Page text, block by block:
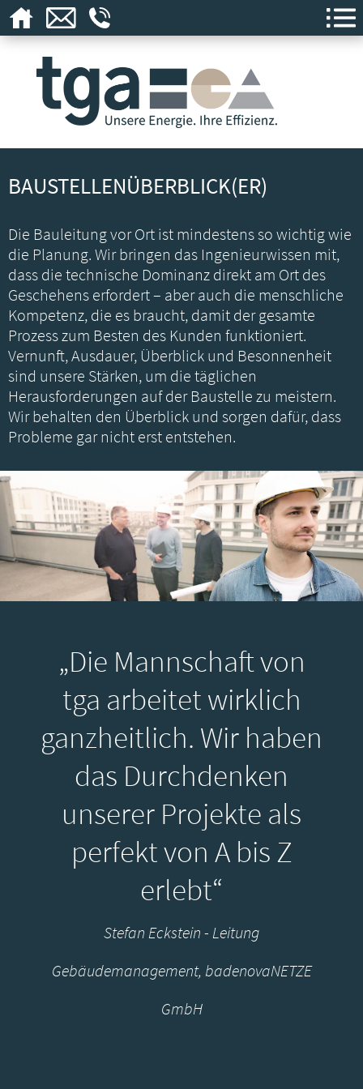
BAUSTELLENÜBERBLICK(ER)
Die Bauleitung vor Ort ist mindestens so wichtig wie
die Planung. Wir bringen das Ingenieurwissen mit,
dass die technische Dominanz direkt am Ort des
Geschehens erfordert – aber auch die menschliche
Kompetenz, die es braucht, damit der gesamte
Prozess zum Besten des Kunden funktioniert.
Vernunft, Ausdauer, Überblick und Besonnenheit
sind unsere Stärken, um die täglichen
Herausforderungen auf der Baustelle zu meistern.
Wir behalten den Überblick und sorgen dafür, dass
Probleme gar nicht erst entstehen.
„Die Mannschaft von
tga arbeitet wirklich
ganzheitlich. Wir haben
das Durchdenken
unserer Projekte als
perfekt von A bis Z
erlebt“
Stefan Eckstein - Leitung
Gebäudemanagement, badenovaNETZE
GmbH